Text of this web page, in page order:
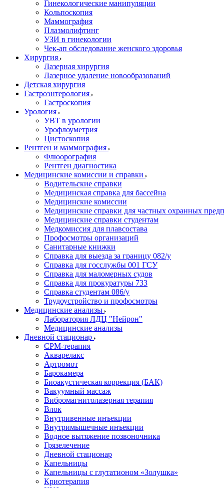
Гинекологические манипуляции
Кольпоскопия
Маммография
Плазмолифтинг
УЗИ в гинекологии
Чек-ап обследование женского здоровья
Хирургия
Лазерная хирургия
Лазерное удаление новообразований
Детская хирургия
Гастроэнтерология
Гастроскопия
Урология
УВТ в урологии
Урофлоуметрия
Цистоскопия
Рентген и маммография
Флюорография
Рентген диагностика
Медицинские комиссии и справки
Водительские справки
Медицинская справка для бассейна
Медицинские комиссии
Медицинские справки для частных охранных
Медицинские справки студентам
Медкомиссия для плавсостава
Профосмотры организаций
Санитарные книжки
Справка для выезда за границу 082/у
Справка для госслужбы 001 ГСУ
Справка для маломерных судов
Справка для прокуратуры 733
Справка студентам 086/у
Трудоустройство и профосмотры
Медицинские анализы
Лаборатория ЛДЦ "Нейрон"
Медицинские анализы
Дневной стационар
CPM-терапия
Акварелакс
Артромот
Барокамера
Биоакустическая коррекция (БАК)
Вакуумный массаж
Вибромагнитолазерная терапия
Влок
Внутривенные инъекции
Внутримышечные инъекции
Водное вытяжение позвоночника
Грязелечение
Дневной стационар
Капельницы
Капельницы с глутатионом «Золушка»
Криотерапия